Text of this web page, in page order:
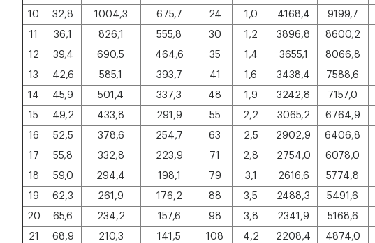
10
32,8 1004,3 675,7 24 1,0 4168,4 9199,7
11
36,1 826,1 555,8 30 1,2 3896,8 8600,2
12
39,4 690,5 464,6 35 1,4 3655,1 8066,8
13
42,6 585,1 393,7 41 1,6 3438,4 7588,6
14
45,9 501,4 337,3 48 1,9 3242,8 7157,0
15
49,2 433,8 291,9 55 2,2 3065,2 6764,9
16
52,5 378,6 254,7 63 2,5 2902,9 6406,8
17
55,8 332,8 223,9 71 2,8 2754,0 6078,0
18
59,0 294,4 198,1 79 3,1 2616,6 5774,8
19
62,3 261,9 176,2 88 3,5 2488,3 5491,6
20
65,6 234,2 157,6 98 3,8 2341,9 5168,6
21
68,9 210,3 141,5 108 4,2 2208,4 4874,0